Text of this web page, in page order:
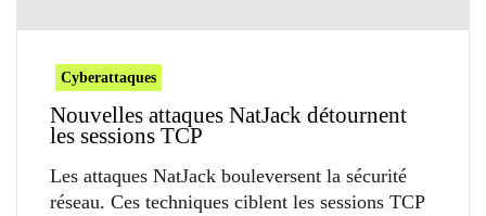
Cyberattaques
Nouvelles attaques NatJack détournent
les sessions TCP
Les attaques NatJack bouleversent la sécurité
réseau. Ces techniques ciblent les sessions TCP